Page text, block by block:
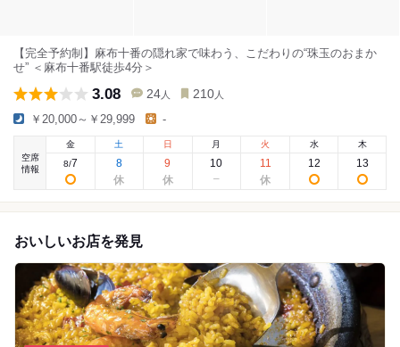
【完全予約制】麻布十番の隠れ家で味わう、こだわりの“珠玉のおまか
せ” ＜麻布十番駅徒歩4分＞
3.08 24 人 210 人
￥20,000～￥29,999 -
空席
情報
金
8/7
土
8
日
9
月
10
火
11
水
12
木
13
おいしいお店を発見